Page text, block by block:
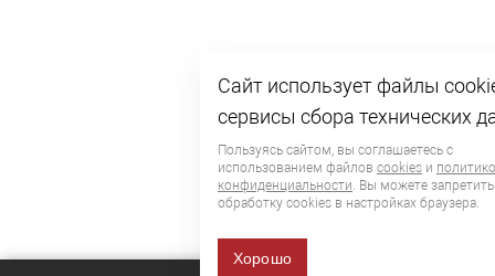
Сайт использует файлы
сервисы сбора технических
Пользуясь сайтом, вы соглашаетесь с
использованием файлов cookies и
конфиденциальности. Вы можете запретить
обработку сookies в настройках браузера.
Хорошо